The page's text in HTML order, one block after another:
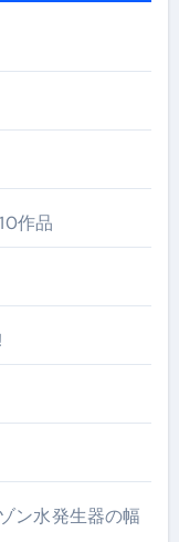
作品
ン水発生器の幅